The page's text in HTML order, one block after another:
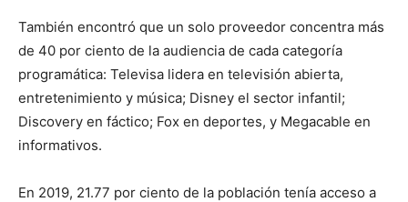
También encontró que un solo proveedor concentra más
de 40 por ciento de la audiencia de cada categoría
programática: Televisa lidera en televisión abierta,
entretenimiento y música; Disney el sector infantil;
Discovery en fáctico; Fox en deportes, y Megacable en
informativos.
En 2019, 21.77 por ciento de la población tenía acceso a